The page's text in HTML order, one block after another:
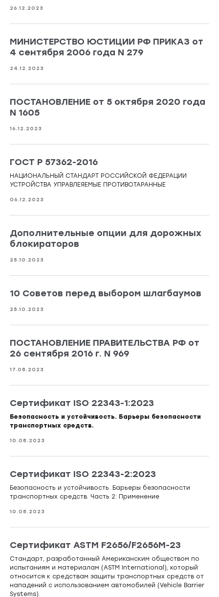
26.12.2023
МИНИСТЕРСТВО ЮСТИЦИИ РФ ПРИКАЗ от
4 сентября 2006 года N 279
24.12.2023
ПОСТАНОВЛЕНИЕ от 5 октября 2020 года
N 1605
16.12.2023
ГОСТ Р 57362-2016
НАЦИОНАЛЬНЫЙ СТАНДАРТ РОССИЙСКОЙ ФЕДЕРАЦИИ
УСТРОЙСТВА УПРАВЛЕЯЕМЫЕ ПРОТИВОТАРАННЫЕ
06.12.2023
Дополнительные опции для дорожных
блокираторов
25.10.2023
10 Советов перед выбором шлагбаумов
25.10.2023
ПОСТАНОВЛЕНИЕ ПРАВИТЕЛЬСТВА РФ от
26 сентября 2016 г. N 969
17.08.2023
Сертификат ISO 22343-1:2023
Безопасность и устойчивость. Барьеры безопасности
транспортных средств.
10.08.2023
Сертификат ISO 22343-2:2023
Безопасность и устойчивость. Барьеры безопасности
транспортных средств. Часть 2: Применение
10.08.2023
Сертификат ASTM F2656/F2656M-23
Стандарт, разработанный Американским обществом по
испытаниям и материалам (ASTM International), который
относится к средствам защиты транспортных средств от
нападений с использованием автомобилей (Vehicle Barrier
Systems).